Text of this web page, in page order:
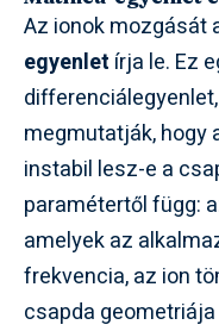
Az ionok mozgását
egyenlet írja le. Ez
megmutatják, hogy
instabil lesz-e a
paramétertől függ:
amelyek az
frekvencia, az ion
csapda